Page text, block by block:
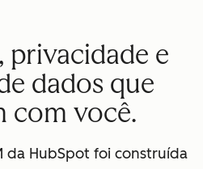
privacidade e
dados que
com você.
da HubSpot foi construída